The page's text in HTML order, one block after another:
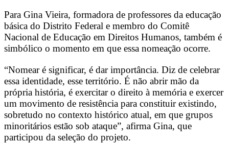
Para Gina Vieira, formadora de professores da educação
básica do Distrito Federal e membro do Comitê
Nacional de Educação em Direitos Humanos, também é
simbólico o momento em que essa nomeação ocorre.
“Nomear é significar, é dar importância. Diz de celebrar
essa identidade, esse território. É não abrir mão da
própria história, é exercitar o direito à memória e exercer
um movimento de resistência para constituir existindo,
sobretudo no contexto histórico atual, em que grupos
minoritários estão sob ataque”, afirma Gina, que
participou da seleção do projeto.